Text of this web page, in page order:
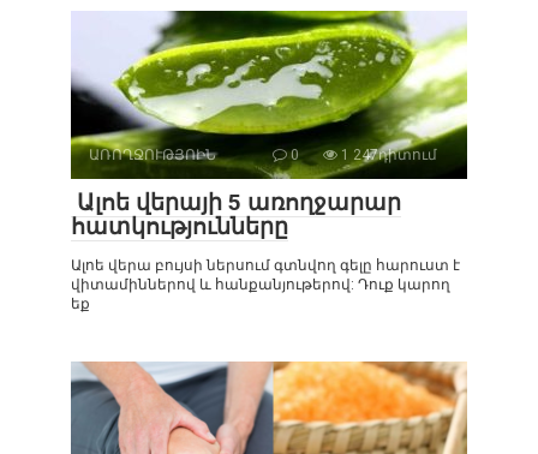
ԱՌՈՂՋՈՒԹՅՈԻՆ 0 1 247դիտում
Ալոե վերայի 5 առողջարար
հատկությունները
Ալոե վերա բույսի ներսում գտնվող գելը հարուստ է
վիտամիններով և հանքանյութերով: Դուք կարող
եք